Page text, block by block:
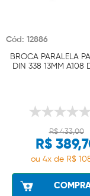
Cód: 12886
BROCA PARALELA
DIN 338 13MM A108
R$ 433,00
R$
ou 4x de R$